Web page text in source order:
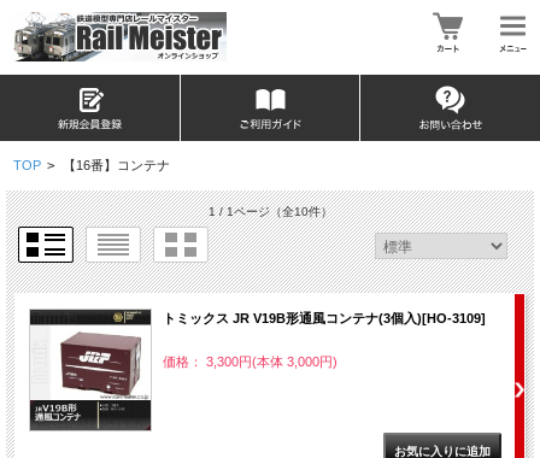
TOP > 【16番】コンテナ
1 / 1ページ（全10件）
トミックス JR V19B形通風コンテナ(3個入)[HO-3109]
価格： 3,300円(本体 3,000円)